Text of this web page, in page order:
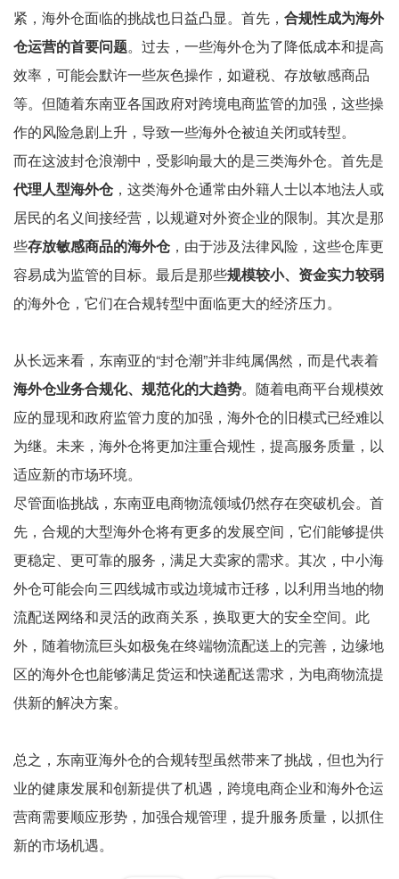
紧，海外仓面临的挑战也日益凸显。首先， 合规性成为海外
仓运营的首要问题。过去，一些海外仓为了降低成本和提高
效率，可能会默许一些灰色操作，如避税、存放敏感商品
等。但随着东南亚各国政府对跨境电商监管的加强，这些操
作的风险急剧上升，导致一些海外仓被迫关闭或转型。
而在这波封仓浪潮中，受影响最大的是三类海外仓。首先是
代理人型海外仓 ，这类海外仓通常由外籍人士以本地法人或
居民的名义间接经营，以规避对外资企业的限制。其次是那
些存放敏感商品的海外仓 ，由于涉及法律风险，这些仓库更
容易成为监管的目标。最后是那些规模较小、资金实力较弱
的海外仓，它们在合规转型中面临更大的经济压力。
从长远来看，东南亚的“封仓潮”并非纯属偶然，而是代表着
海外仓业务合规化、规范化的大趋势。随着电商平台规模效
应的显现和政府监管力度的加强，海外仓的旧模式已经难以
为继。未来，海外仓将更加注重合规性，提高服务质量，以
适应新的市场环境。
尽管面临挑战，东南亚电商物流领域仍然存在突破机会。首
先，合规的大型海外仓将有更多的发展空间，它们能够提供
更稳定、更可靠的服务，满足大卖家的需求。其次，中小海
外仓可能会向三四线城市或边境城市迁移，以利用当地的物
流配送网络和灵活的政商关系，换取更大的安全空间。此
外，随着物流巨头如极兔在终端物流配送上的完善，边缘地
区的海外仓也能够满足货运和快递配送需求，为电商物流提
供新的解决方案。
总之，东南亚海外仓的合规转型虽然带来了挑战，但也为行
业的健康发展和创新提供了机遇，跨境电商企业和海外仓运
营商需要顺应形势，加强合规管理，提升服务质量，以抓住
新的市场机遇。